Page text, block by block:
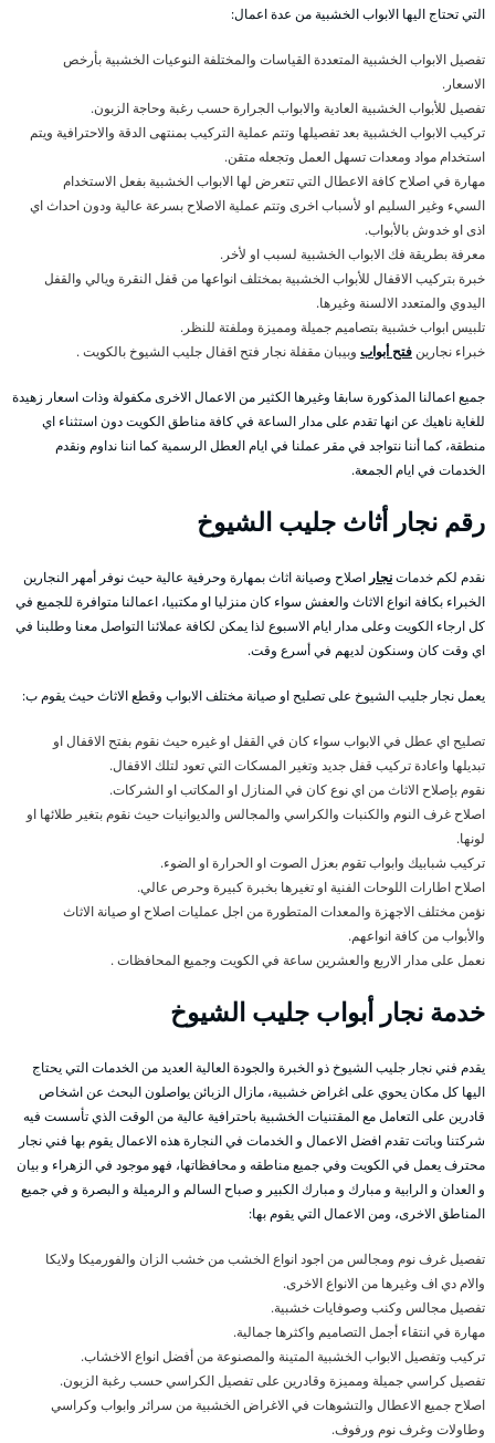
التي تحتاج اليها الابواب الخشبية من عدة اعمال:
تفصيل الابواب الخشبية المتعددة القياسات والمختلفة النوعيات الخشبية بأرخص
الاسعار.
تفصيل للأبواب الخشبية العادية والابواب الجرارة حسب رغبة وحاجة الزبون.
تركيب الابواب الخشبية بعد تفصيلها وتتم عملية التركيب بمنتهى الدقة والاحترافية ويتم
استخدام مواد ومعدات تسهل العمل وتجعله متقن.
مهارة في اصلاح كافة الاعطال التي تتعرض لها الابواب الخشبية بفعل الاستخدام
السيء وغير السليم او لأسباب اخرى وتتم عملية الاصلاح بسرعة عالية ودون احداث اي
اذى او خدوش بالأبواب.
معرفة بطريقة فك الابواب الخشبية لسبب او لأخر.
خبرة بتركيب الاقفال للأبواب الخشبية بمختلف انواعها من قفل النقرة ويالي والقفل
اليدوي والمتعدد الالسنة وغيرها.
تلبيس ابواب خشبية بتصاميم جميلة ومميزة وملفتة للنظر.
خبراء نجارين فتح أبواب وبيبان مقفلة نجار فتح اقفال جليب الشيوخ بالكويت .
جميع اعمالنا المذكورة سابقا وغيرها الكثير من الاعمال الاخرى مكفولة وذات اسعار زهيدة
للغاية ناهيك عن انها تقدم على مدار الساعة في كافة مناطق الكويت دون استثناء اي
منطقة، كما أننا نتواجد في مقر عملنا في ايام العطل الرسمية كما اننا نداوم ونقدم
الخدمات في ايام الجمعة.
رقم نجار أثاث جليب الشيوخ
نقدم لكم خدماتنجار اصلاح وصيانة اثاث بمهارة وحرفية عالية حيث نوفر أمهر النجارين
الخبراء بكافة انواع الاثاث والعفش سواء كان منزليا او مكتبيا، اعمالنا متوافرة للجميع في
كل ارجاء الكويت وعلى مدار ايام الاسبوع لذا يمكن لكافة عملائنا التواصل معنا وطلبنا في
اي وقت كان وسنكون لديهم في أسرع وقت.
يعمل نجار جليب الشيوخ على تصليح او صيانة مختلف الابواب وقطع الاثاث حيث يقوم ب:
تصليح اي عطل في الابواب سواء كان في القفل او غيره حيث نقوم بفتح الاقفال او
تبديلها واعادة تركيب قفل جديد وتغير المسكات التي تعود لتلك الاقفال.
نقوم بإصلاح الاثاث من اي نوع كان في المنازل او المكاتب او الشركات.
اصلاح غرف النوم والكنبات والكراسي والمجالس والديوانيات حيث نقوم بتغير طلائها او
لونها.
تركيب شبابيك وابواب تقوم بعزل الصوت او الحرارة او الضوء.
اصلاح اطارات اللوحات الفنية او تغيرها بخبرة كبيرة وحرص عالي.
نؤمن مختلف الاجهزة والمعدات المتطورة من اجل عمليات اصلاح او صيانة الاثاث
والأبواب من كافة انواعهم.
نعمل على مدار الاربع والعشرين ساعة في الكويت وجميع المحافظات .
خدمة نجار أبواب جليب الشيوخ
يقدم فني نجار جليب الشيوخ ذو الخبرة والجودة العالية العديد من الخدمات التي يحتاج
اليها كل مكان يحوي على اغراض خشبية، مازال الزبائن يواصلون البحث عن اشخاص
قادرين على التعامل مع المقتنيات الخشبية باحترافية عالية من الوقت الذي تأسست فيه
شركتنا وباتت تقدم افضل الاعمال و الخدمات في النجارة هذه الاعمال يقوم بها فني نجار
محترف يعمل في الكويت وفي جميع مناطقه و محافظاتها، فهو موجود في الزهراء و بيان
و العدان و الرابية و مبارك و مبارك الكبير و صباح السالم و الرميلة و البصرة و في جميع
المناطق الاخرى، ومن الاعمال التي يقوم بها:
تفصيل غرف نوم ومجالس من اجود انواع الخشب من خشب الزان والفورميكا ولايكا
والام دي اف وغيرها من الانواع الاخرى.
تفصيل مجالس وكنب وصوفايات خشبية.
مهارة في انتقاء أجمل التصاميم واكثرها جمالية.
تركيب وتفصيل الابواب الخشبية المتينة والمصنوعة من أفضل انواع الاخشاب.
تفصيل كراسي جميلة ومميزة وقادرين على تفصيل الكراسي حسب رغبة الزبون.
اصلاح جميع الاعطال والتشوهات في الاغراض الخشبية من سرائر وابواب وكراسي
وطاولات وغرف نوم ورفوف.